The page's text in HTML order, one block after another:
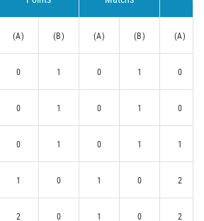
(A) (B) (A) (B) (A)
0 1 0 1 0
0 1 0 1 0
0 1 0 1 1
1 0 1 0 2
2 0 1 0 2